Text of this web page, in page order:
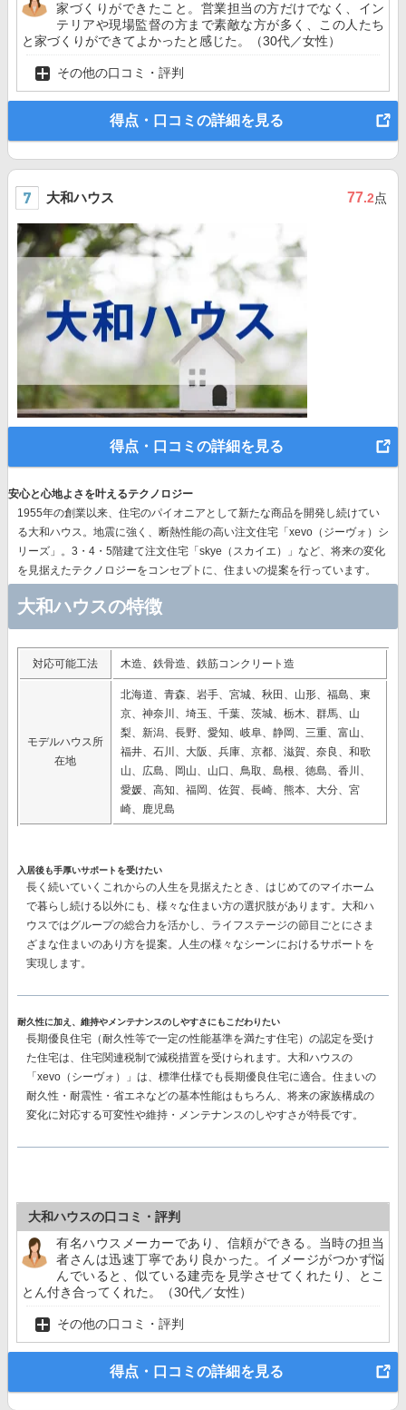
家づくりができたこと。営業担当の方だけでなく、イン
テリアや現場監督の方まで素敵な方が多く、この人たち
と家づくりができてよかったと感じた。（30代／女性）
その他の口コミ・評判
得点・口コミの詳細を見る
大和ハウス 77.2点
得点・口コミの詳細を見る
安心と心地よさを叶えるテクノロジー
1955年の創業以来、 住宅のパイオニア として新たな商品を開発し続けてい
る大和ハウス。地震に強く、断熱性能の高い注文住宅「xevo（ジーヴォ）シ
リーズ」。3・4・5階建て注文住宅「skye（スカイエ）」など、 将来の変化
を見据えたテクノロジーをコンセプトに、住まいの提案を行っています。
大和ハウスの特徴
対応可能工法 木造、鉄骨造、鉄筋コンクリート造
モデルハウス所
在地
北海道、青森、岩手、宮城、秋田、山形、福島、東
京、神奈川、埼玉、千葉、茨城、栃木、群馬、山
梨、新潟、長野、愛知、岐阜、静岡、三重、富山、
福井、石川、大阪、兵庫、京都、滋賀、奈良、和歌
山、広島、岡山、山口、鳥取、島根、徳島、香川、
愛媛、高知、福岡、佐賀、長崎、熊本、大分、宮
崎、鹿児島
入居後も手厚いサポートを受けたい
長く続いていくこれからの人生を見据えたとき、はじめてのマイホーム
で暮らし続ける以外にも、様々な住まい方の選択肢があります。大和ハ
ウスではグループの総合力を活かし、ライフステージの節目ごとにさま
ざまな住まいのあり方を提案。人生の様々なシーンにおけるサポートを
実現します。
耐久性に加え、維持やメンテナンスのしやすさにもこだわりたい
長期優良住宅（耐久性等で一定の性能基準を満たす住宅）の認定を受け
た住宅は、住宅関連税制で減税措置を受けられます。大和ハウスの
「xevo（シーヴォ）」は、標準仕様でも長期優良住宅に適合。住まいの
耐久性・耐震性・省エネなどの基本性能はもちろん、将来の家族構成の
変化に対応する可変性や維持・メンテナンスのしやすさが特長です。
大和ハウスの口コミ・評判
有名ハウスメーカーであり、信頼ができる。当時の担当
者さんは迅速丁寧であり良かった。イメージがつかず悩
んでいると、似ている建売を見学させてくれたり、とこ
とん付き合ってくれた。（30代／女性）
その他の口コミ・評判
得点・口コミの詳細を見る